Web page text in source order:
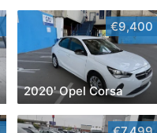
€9,400
2020' Opel Corsa